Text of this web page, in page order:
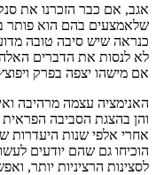
אגב, אם כבר הזכרנו את
שלאמצעים בהם הוא פותר
כנראה שיש סיבה טובה
לא לנסות את הדברים
אם מישהו יצפה בפרק
האנימציה עצמה מרהיבה
והן בהצגת הסביבה
אחרי אלפי שנות היעדרות
הוכיחו גם שהם יודעים
לסצינות הרציניות יותר,